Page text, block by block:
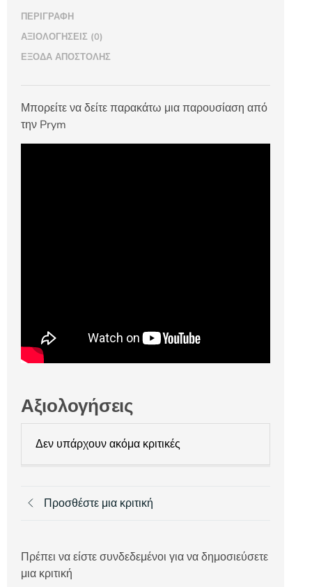
ΠΕΡΙΓΡΑΦΉ
ΑΞΙΟΛΟΓΉΣΕΙΣ (0)
ΈΞΟΔΑ ΑΠΟΣΤΟΛΉΣ
Μπορείτε να δείτε παρακάτω μια παρουσίαση από
την Prym
Αξιολογήσεις
Δεν υπάρχουν ακόμα κριτικές
Προσθέστε μια κριτική
Πρέπει να είστε συνδεδεμένοι για να δημοσιεύσετε
μια κριτική